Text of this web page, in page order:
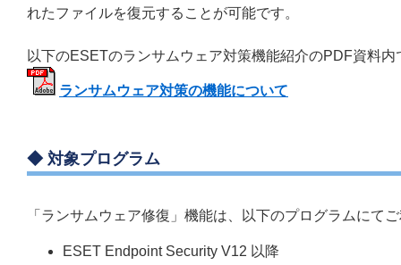
れたファイルを復元することが可能です。
以下のESETのランサムウェア対策機能紹介のPDF資料
ランサムウェア対策の機能について
◆ 対象プログラム
「ランサムウェア修復」機能は、以下のプログラムにて
ESET Endpoint Security V12 以降